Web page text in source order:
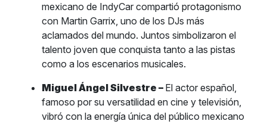
mexicano de IndyCar compartió protagonismo
con Martin Garrix, uno de los DJs más
aclamados del mundo. Juntos simbolizaron el
talento joven que conquista tanto a las pistas
como a los escenarios musicales.
Miguel Ángel Silvestre – El actor español,
famoso por su versatilidad en cine y televisión,
vibró con la energía única del público mexicano